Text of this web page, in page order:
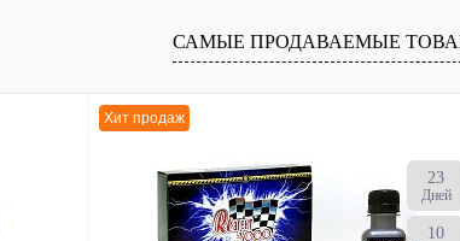
САМЫЕ ПРОДАВАЕМЫЕ
Хит продаж
23
Дней
10